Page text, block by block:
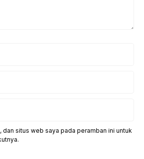
dan situs web saya pada peramban ini untuk